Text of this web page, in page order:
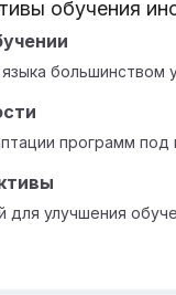
обучения
большинством
программ
для улучшения